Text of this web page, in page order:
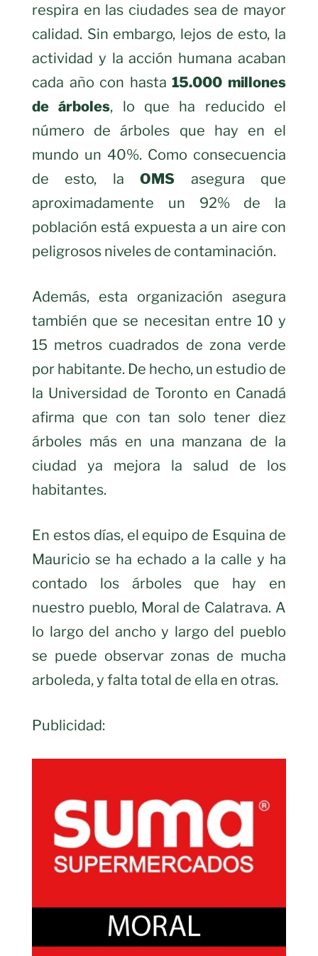
respira en las ciudades sea de mayor
calidad. Sin embargo, lejos de esto, la
actividad y la acción humana acaban
cada año con hasta15.000 millones
de árboles, lo que ha reducido el
número de árboles que hay en el
mundo un 40%. Como consecuencia
de esto, laOMS asegura que
aproximadamente un 92% de la
población está expuesta a un aire con
peligrosos niveles de contaminación.
Además, esta organización asegura
también que se necesitan entre 10 y
15 metros cuadrados de zona verde
por habitante. De hecho, un estudio de
la Universidad de Toronto en Canadá
afirma que con tan solo tener diez
árboles más en una manzana de la
ciudad ya mejora la salud de los
habitantes.
En estos días, el equipo de Esquina de
Mauricio se ha echado a la calle y ha
contado los árboles que hay en
nuestro pueblo, Moral de Calatrava. A
lo largo del ancho y largo del pueblo
se puede observar zonas de mucha
arboleda, y falta total de ella en otras.
Publicidad: